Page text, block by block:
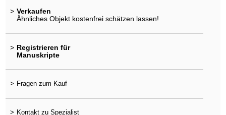
> Verkaufen
Ähnliches Objekt kostenfrei schätzen lassen!
> Registrieren für
Manuskripte
> Fragen zum Kauf
> Kontakt zu Spezialist